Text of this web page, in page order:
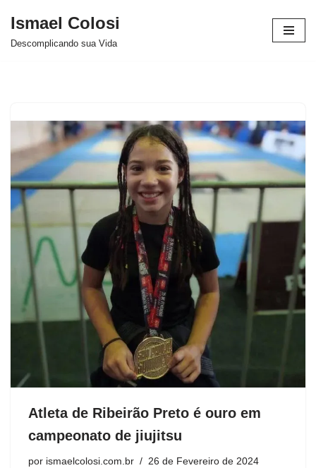
Avançar
Ismael Colosi
Descomplicando sua Vida
Atleta de Ribeirão Preto é ouro em
campeonato de jiujitsu
por ismaelcolosi.com.br 26 de Fevereiro de 2024